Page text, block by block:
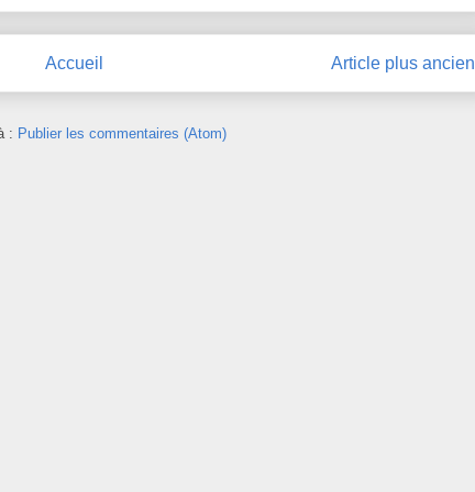
Article plus ancien
Accueil
: Publier les commentaires (Atom)